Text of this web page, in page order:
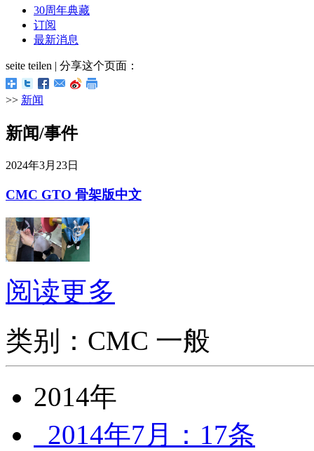
30周年典藏
订阅
最新消息
seite teilen | 分享这个页面：
>> 新闻
新闻/事件
2024年3月23日
CMC GTO 骨架版中文
阅读更多
类别：CMC 一般
2014年
2014年7月：17条